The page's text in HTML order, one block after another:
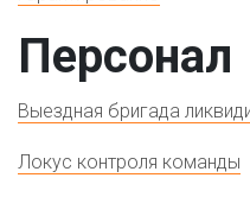
Персонал
Выездная бригада
Локус контроля команды